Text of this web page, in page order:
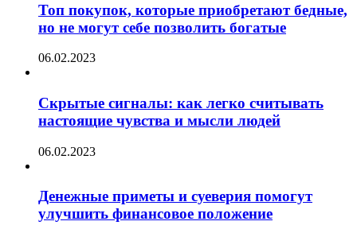
Топ покупок, которые приобретают бедные,
но не могут себе позволить богатые
06.02.2023
Скрытые сигналы: как легко считывать
настоящие чувства и мысли людей
06.02.2023
Денежные приметы и суеверия помогут
улучшить финансовое положение